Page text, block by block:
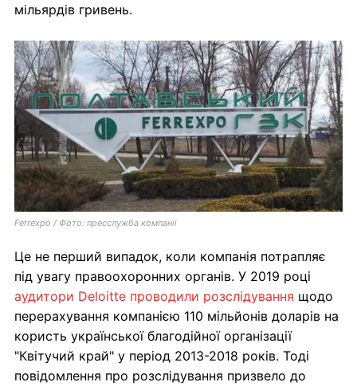
мільярдів гривень.
Ferrexpo / Фото: пресслужба компанії
Це не перший випадок, коли компанія потрапляє
під увагу правоохоронних органів. У 2019 році
аудитори Deloitte проводили розслідування щодо
перерахування компанією 110 мільйонів доларів на
користь української благодійної організації
"Квітучий край" у період 2013-2018 років. Тоді
повідомлення про розслідування призвело до